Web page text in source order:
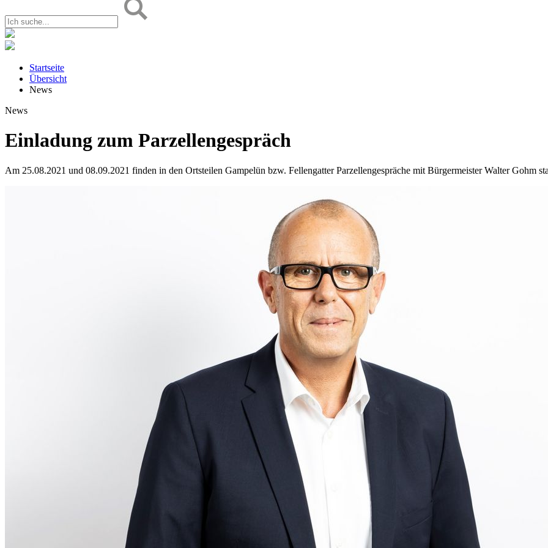
Startseite
Übersicht
News
News
Einladung zum Parzellengespräch
Am 25.08.2021 und 08.09.2021 finden in den Ortsteilen Gampelün bzw. Fellengatter Parzellengespräche mit Bürgermeister Walter Gohm